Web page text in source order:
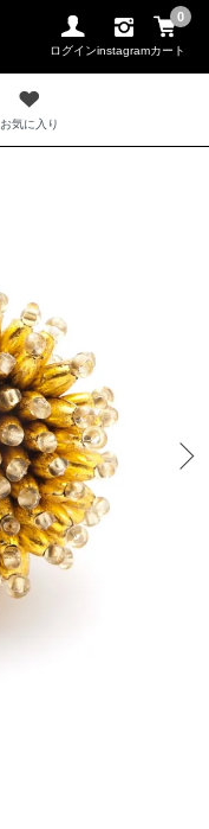
ログインinstagram
0
カート
お気に入り